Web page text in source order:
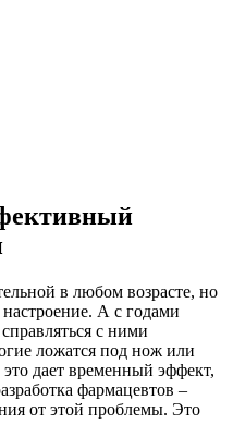
в любом возрасте, но
А с годами
с ними
ложатся под нож или
дает временный эффект,
фармацевтов –
от этой проблемы. Это